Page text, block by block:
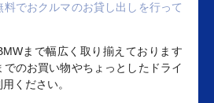
でおクルマのお貸し出しを行って
まで幅広く取り揃えております
のお買い物やちょっとしたドライ
ください。